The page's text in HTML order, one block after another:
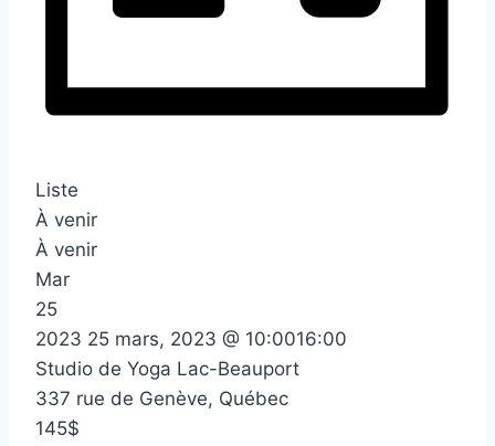
Liste
À venir
À venir
Mar
25
2023 25 mars, 2023 @ 10:0016:00
Studio de Yoga Lac-Beauport
337 rue de Genève, Québec
145$